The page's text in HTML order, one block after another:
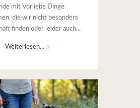
mit Vorliebe Dinge
die wir nicht besonders
finden oder leider auch...
Weiterlesen...